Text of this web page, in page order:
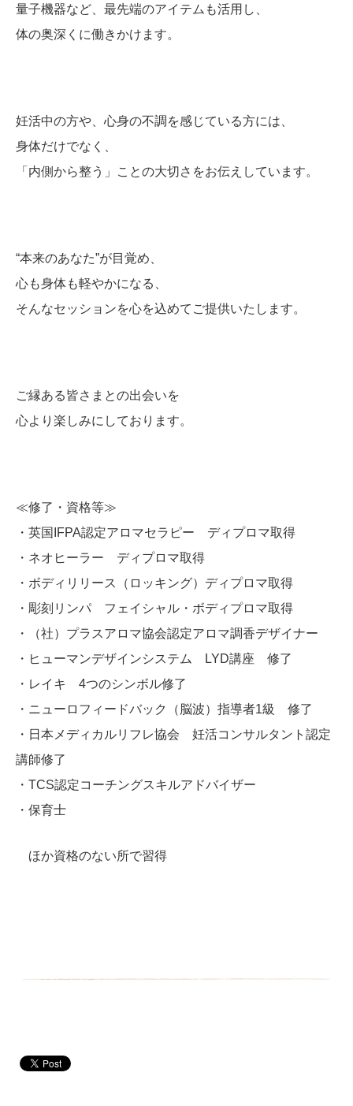
量子機器など、 最先端のアイテム も活用 し、
体の奥深 く に働きかけ ます。
妊活中の方や、 心身の不調 を感じている方には、
身体だけでなく、
「 内側から整う」 ことの大切 さ をお伝え してい ます。
“本来のあなた”が目覚め、
心も身体も軽やかになる、
そんなセッションを心を込めて ご提供いた し ます。
ご縁ある皆さま との出会いを
心より 楽しみにしており ます。
≪修了・資格等≫
・英国IFPA認定アロマセラピー ディプロマ取得
・ネオヒーラー ディプロマ取得
・ボディリリース（ロッキング）ディプロマ取得
・彫刻リンパ フェイシャル・ボディプロマ取得
・（社）プラスアロマ協会認定アロマ調香デザイナー
・ヒューマンデザインシステム LYD講座 修了
・レイキ 4つのシンボル修了
・ニューロフィードバック（脳波）指導者1級 修了
・日本メディカルリフレ協会 妊活コンサルタント認定
講師修了
・TCS認定コーチングスキルアドバイザー
・保育士
ほか資格のない所で習得